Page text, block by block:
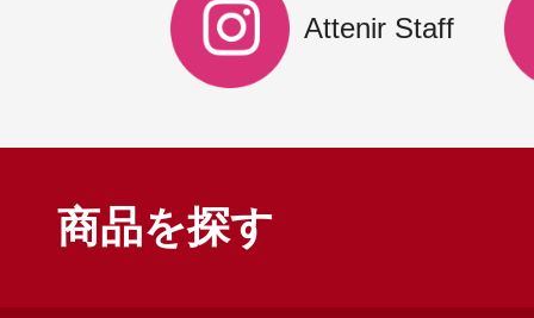
Attenir Staff
商品を探す